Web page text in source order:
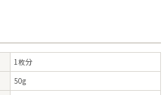
1枚分
50g